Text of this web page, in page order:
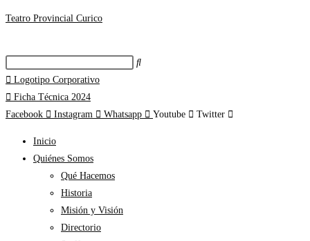
Teatro Provincial Curico
Logotipo Corporativo
Ficha Técnica 2024
Facebook
Instagram Whatsapp Youtube Twitter
Inicio
Quiénes Somos
Qué Hacemos
Historia
Misión y Visión
Directorio